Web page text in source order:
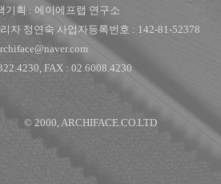
기획 : 에이에프랩 연구소
자 정연숙 사업자등록번호 : 142-81-52378
FAX : 02.6008.4230
© 2000, ARCHIFACE.CO.LTD